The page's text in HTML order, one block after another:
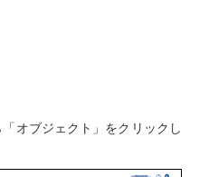
オブジェクト」をクリックし